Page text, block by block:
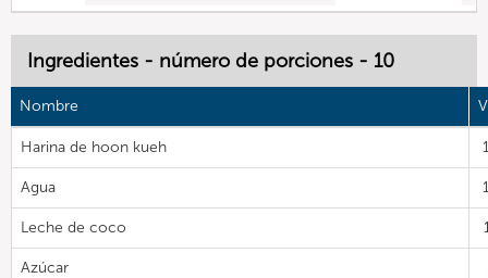
Ingredientes - número de porciones - 10
Nombre
Harina de hoon kueh
Agua
Leche de coco
Azúcar